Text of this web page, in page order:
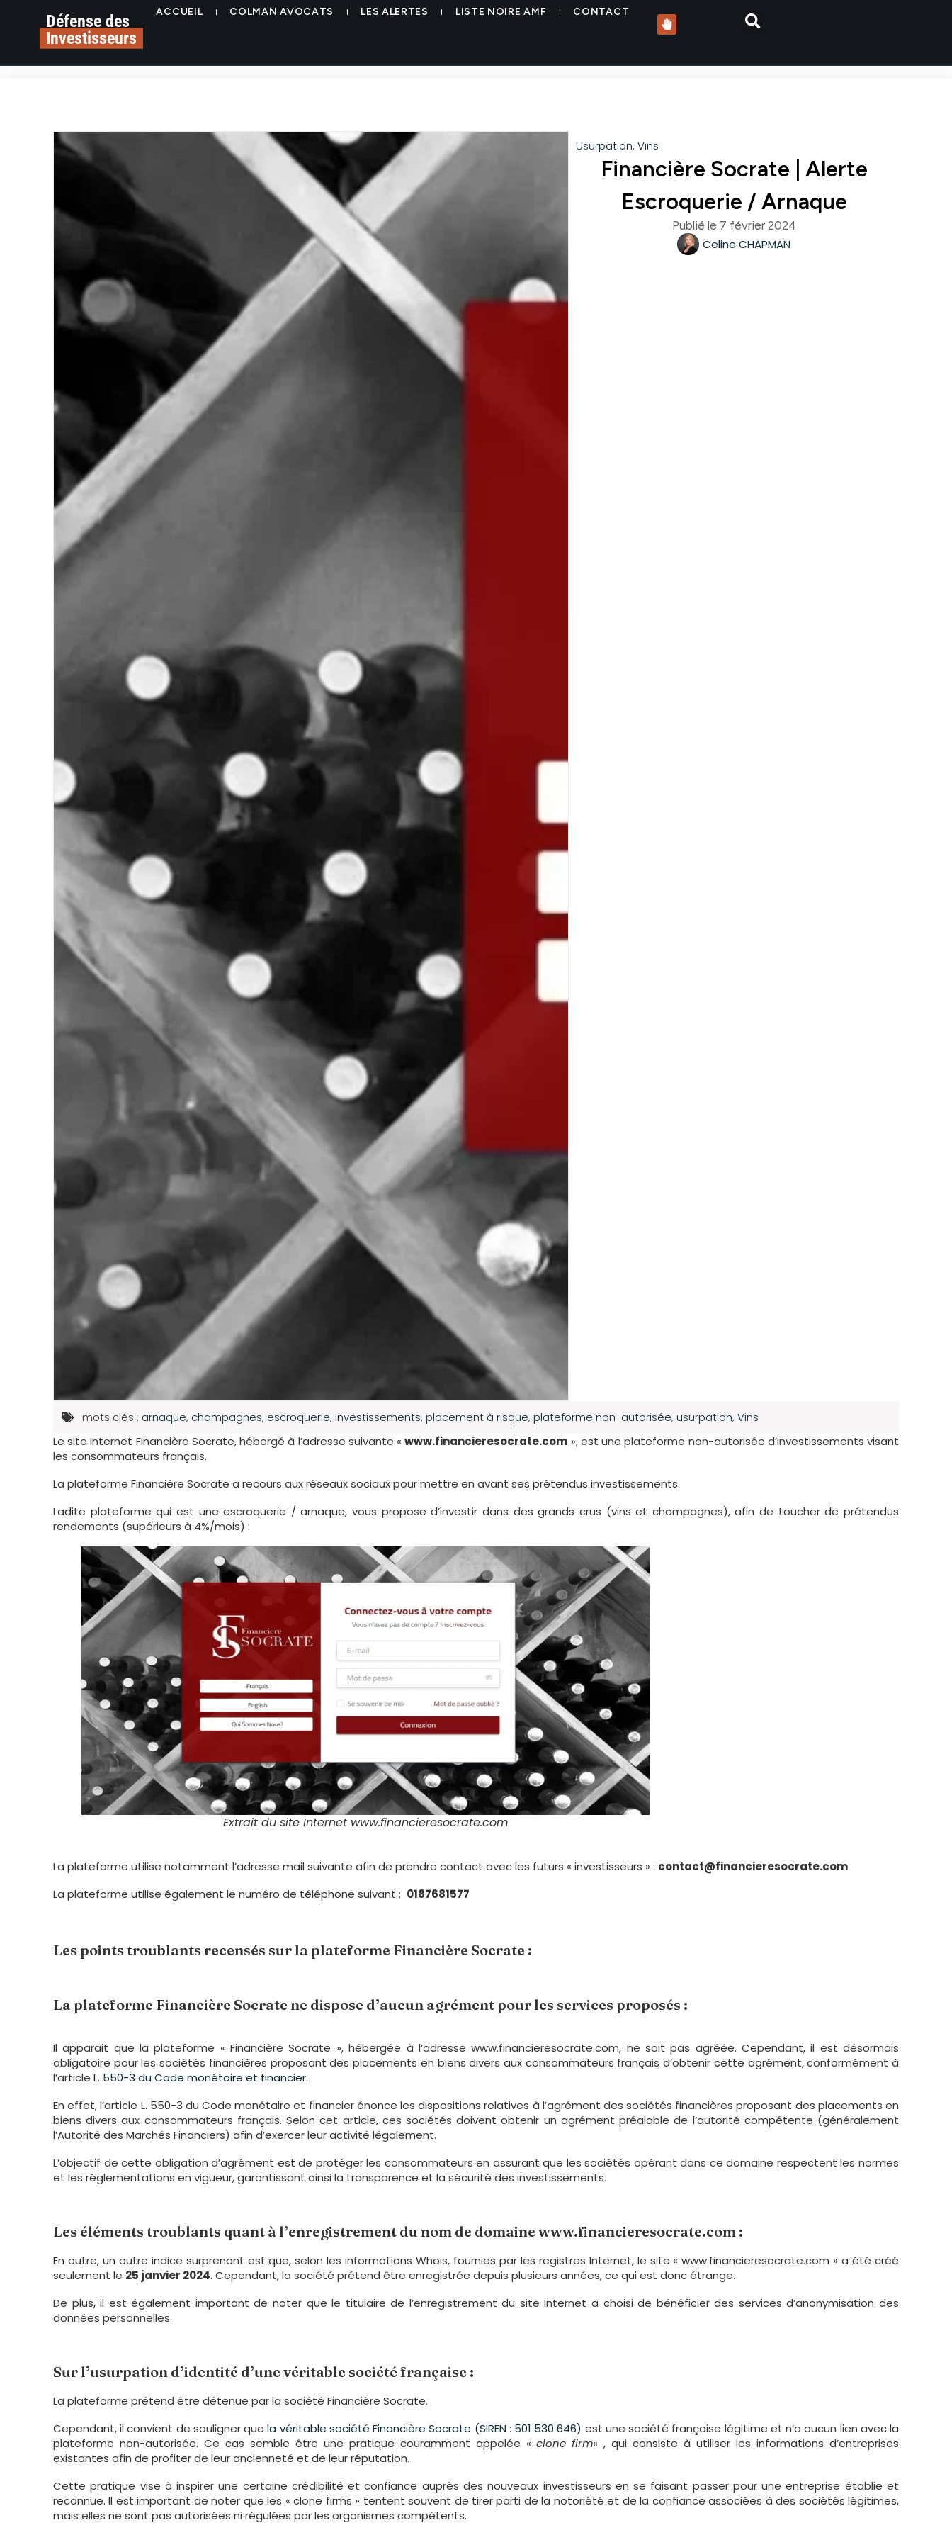
Défense des
Investisseurs
ACCUEIL COLMAN AVOCATS LES ALERTES LISTE NOIRE AMF CONTACT
Usurpation,Vins
Financière Socrate | Alerte
Escroquerie / Arnaque
Publié le 7 février 2024
Celine CHAPMAN
mots clés : arnaque, champagnes, escroquerie, investissements, placement à risque, plateforme non-autorisée, usurpation, Vins
Le site Internet Financière Socrate, hébergé à l’adresse suivante «www.financieresocrate.com », est une plateforme non-autorisée d’investissements visant
les consommateurs français.
La plateforme Financière Socrate a recours aux réseaux sociaux pour mettre en avant ses prétendus investissements.
Ladite plateforme qui est une escroquerie / arnaque, vous propose d’investir dans des grands crus (vins et champagnes), afin de toucher de prétendus
rendements (supérieurs à 4%/mois) :
Extrait du site Internet www.financieresocrate.com
La plateforme utilise notamment l’adresse mail suivante afin de prendre contact avec les futurs « investisseurs » : contact@financieresocrate.com
La plateforme utilise également le numéro de téléphone suivant : 0187681577
Les points troublants recensés sur la plateforme Financière Socrate :
La plateforme Financière Socrate ne dispose d’aucun agrément pour les services proposés :
Il apparait que la plateforme « Financière Socrate », hébergée à l’adresse www.financieresocrate.com, ne soit pas agréée. Cependant, il est désormais
obligatoire pour les sociétés financières proposant des placements en biens divers aux consommateurs français d’obtenir cette agrément, conformément à
l’article L. 550-3 du Code monétaire et financier.
En effet, l’article L. 550-3 du Code monétaire et financier énonce les dispositions relatives à l’agrément des sociétés financières proposant des placements en
biens divers aux consommateurs français. Selon cet article, ces sociétés doivent obtenir un agrément préalable de l’autorité compétente (généralement
l’Autorité des Marchés Financiers) afin d’exercer leur activité légalement.
L’objectif de cette obligation d’agrément est de protéger les consommateurs en assurant que les sociétés opérant dans ce domaine respectent les normes
et les réglementations en vigueur, garantissant ainsi la transparence et la sécurité des investissements.
Les éléments troublants quant à l’enregistrement du nom de domaine www.financieresocrate.com :
En outre, un autre indice surprenant est que, selon les informations Whois, fournies par les registres Internet, le site « www.financieresocrate.com » a été créé
seulement le 25 janvier 2024. Cependant, la société prétend être enregistrée depuis plusieurs années, ce qui est donc étrange.
De plus, il est également important de noter que le titulaire de l’enregistrement du site Internet a choisi de bénéficier des services d’anonymisation des
données personnelles.
Sur l’usurpation d’identité d’une véritable société française :
La plateforme prétend être détenue par la société Financière Socrate.
Cependant, il convient de souligner que la véritable société Financière Socrate (SIREN : 501 530 646) est une société française légitime et n’a aucun lien avec la
plateforme non-autorisée. Ce cas semble être une pratique couramment appelée «clone firm« , qui consiste à utiliser les informations d’entreprises
existantes afin de profiter de leur ancienneté et de leur réputation.
Cette pratique vise à inspirer une certaine crédibilité et confiance auprès des nouveaux investisseurs en se faisant passer pour une entreprise établie et
reconnue. Il est important de noter que les « clone firms » tentent souvent de tirer parti de la notoriété et de la confiance associées à des sociétés légitimes,
mais elles ne sont pas autorisées ni régulées par les organismes compétents.